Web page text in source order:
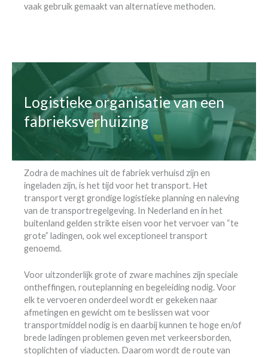
vaak gebruik gemaakt van alternatieve methoden.
Logistieke organisatie van een
fabrieksverhuizing
Zodra de machines uit de fabriek verhuisd zijn en
ingeladen zijn, is het tijd voor het transport. Het
transport vergt grondige logistieke planning en naleving
van de transportregelgeving. In Nederland en in het
buitenland gelden strikte eisen voor het vervoer van “te
grote” ladingen, ook wel exceptioneel transport
genoemd.
Voor uitzonderlijk grote of zware machines zijn speciale
ontheffingen, routeplanning en begeleiding nodig. Voor
elk te vervoeren onderdeel wordt er gekeken naar
afmetingen en gewicht om te beslissen wat voor
transportmiddel nodig is en daarbij kunnen te hoge en/of
brede ladingen problemen geven met verkeersborden,
stoplichten of viaducten. Daarom wordt de route van